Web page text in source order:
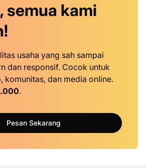
semua kami
usaha yang sah sampai
dan responsif. Cocok untuk
komunitas, dan media online.
.
Pesan Sekarang